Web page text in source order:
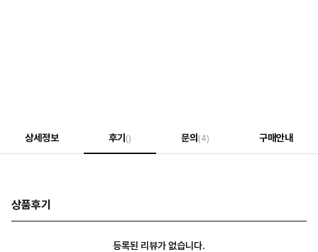
상세정보 후기() 문의(4) 구매안내
상품후기
등록된 리뷰가 없습니다.